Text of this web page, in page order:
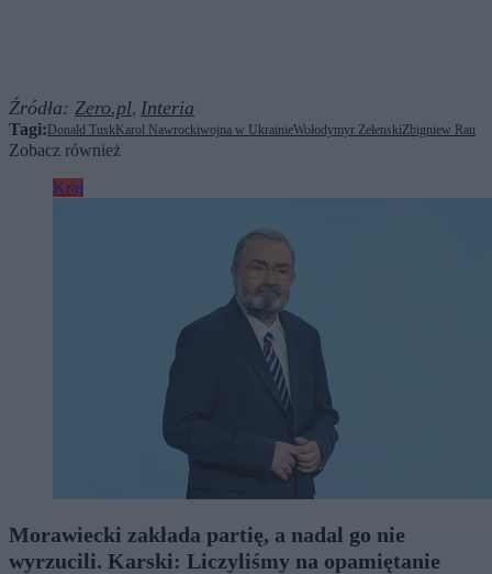
Źródła: Zero.pl, Interia
Tagi:Donald TuskKarol Nawrockiwojna w UkrainieWołodymyr ZełenskiZbigniew Rau
Zobacz również
Kraj
Morawiecki zakłada partię, a nadal go nie
wyrzucili. Karski: Liczyliśmy na opamiętanie